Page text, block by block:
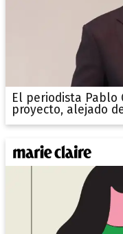
El periodista Pablo
proyecto, alejado